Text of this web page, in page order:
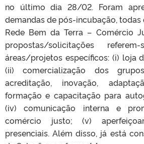
no último dia 28/02. Foram
demandas de pós-incubação,
Rede Bem da Terra – Comércio
propostas/solicitações
áreas/projetos específicos: (i) loja
(ii) comercialização dos
acreditação, inovação,
formação e capacitação para
(iv) comunicação interna e
comércio justo; (v)
presenciais. Além disso, já está